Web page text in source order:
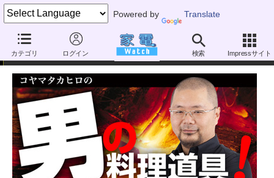
Powered by Translate
カテゴリ ログイン 検索 Impressサイト
コヤマタカヒロの男の料理道具!